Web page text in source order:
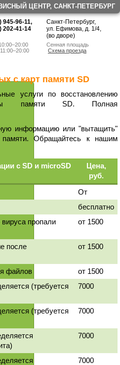
ЦЕНТР, CАНКТ-ПЕТЕРБУРГ
945-96-11,
202-41-14
Санкт-Петербург,
ул. Ефимова, д. 1/4,
(во дворе)
Сенная площадь
Схема проезда
с карт памяти SD
услуги по восстановлению
памяти SD. Полная
информацию или "вытащить"
Обращайтесь к нашим
с SD и microSD
Цена,
руб.
От
бесплатно
пропали
от 1500
после
от 1500
файлов
от 1500
(требуется
7000
(требуется
7000
7000
7000